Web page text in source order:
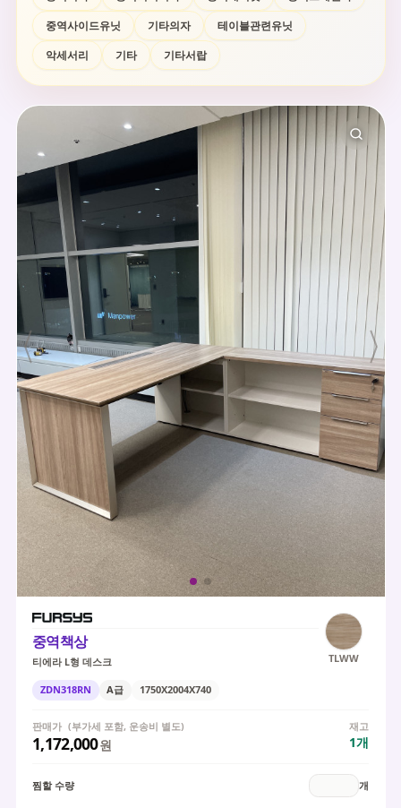
중역사이드유닛
기타의자
테이블관련유닛
악세서리
기타 기타서랍
중역책상
티에라 L형 데스크 TLWW
ZDN318RN A급 1750X2004X740
판매가 (부가세 포함, 운송비 별도)
1,172,000원
재고
1개
찜할 수량 개